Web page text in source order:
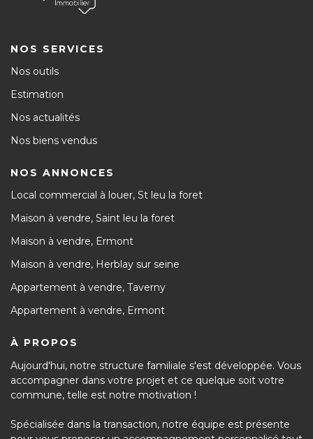
NOS SERVICES
Nos outils
Estimation
Nos actualités
Nos biens vendus
NOS ANNONCES
Local commercial à louer, St leu la foret
Maison à vendre, Saint leu la foret
Maison à vendre, Ermont
Maison à vendre, Herblay sur seine
Appartement à vendre, Taverny
Appartement à vendre, Ermont
À PROPOS
Aujourd'hui, notre structure familiale s'est développée. Vous
accompagner dans votre projet et ce quelque soit votre
commune, telle est notre motivation !
Spécialisée dans la transaction, notre équipe est présente